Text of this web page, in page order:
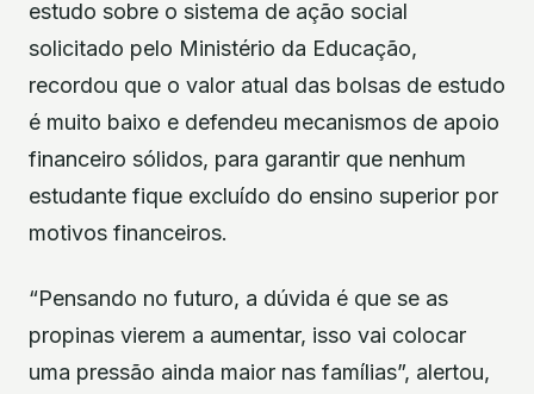
estudo sobre o sistema de ação social
solicitado pelo Ministério da Educação,
recordou que o valor atual das bolsas de estudo
é muito baixo e defendeu mecanismos de apoio
financeiro sólidos, para garantir que nenhum
estudante fique excluído do ensino superior por
motivos financeiros.
“Pensando no futuro, a dúvida é que se as
propinas vierem a aumentar, isso vai colocar
uma pressão ainda maior nas famílias”, alertou,